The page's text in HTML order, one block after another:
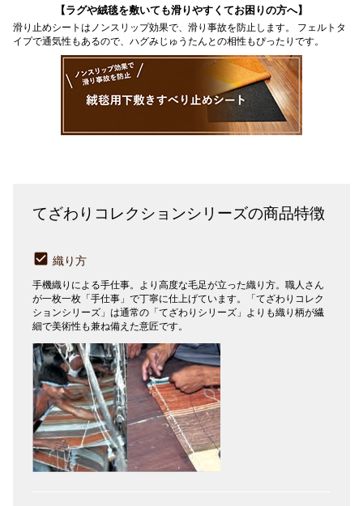
【ラグや絨毯を敷いても滑りやすくてお困りの方へ】
滑り止めシートはノンスリップ効果で、滑り事故を防止します。 フェルトタ
イプで通気性もあるので、ハグみじゅうたんとの相性もぴったりです。
てざわりコレクションシリーズの商品特徴
織り方
手機織りによる手仕事。より高度な毛足が立った織り方。職人さん
が一枚一枚「手仕事」で丁寧に仕上げています。「てざわりコレク
ションシリーズ」は通常の「てざわりシリーズ」よりも織り柄が繊
細で美術性も兼ね備えた意匠です。